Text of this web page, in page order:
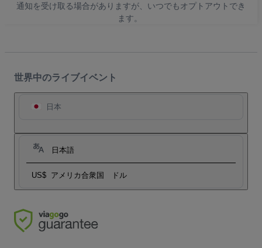
通知を受け取る場合がありますが、いつでもオプトアウトでき
ます。
世界中のライブイベント
日本
日本語
US$ アメリカ合衆国 ドル